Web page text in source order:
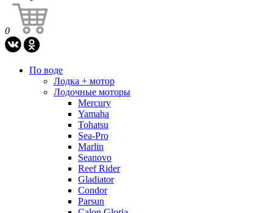
0
По воде
Лодка + мотор
Лодочные моторы
Mercury
Yamaha
Tohatsu
Sea-Pro
Marlin
Seanovo
Reef Rider
Gladiator
Condor
Parsun